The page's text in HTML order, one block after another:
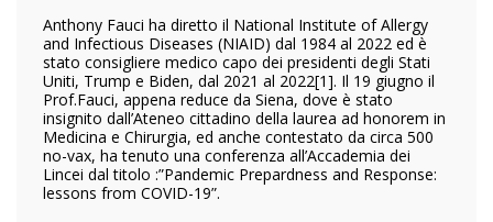
Anthony Fauci ha diretto il National Institute of Allergy
and Infectious Diseases (NIAID) dal 1984 al 2022 ed è
stato consigliere medico capo dei presidenti degli Stati
Uniti, Trump e Biden, dal 2021 al 2022[1]. Il 19 giugno il
Prof.Fauci, appena reduce da Siena, dove è stato
insignito dall’Ateneo cittadino della laurea ad honorem in
Medicina e Chirurgia, ed anche contestato da circa 500
no-vax, ha tenuto una conferenza all’Accademia dei
Lincei dal titolo :”Pandemic Prepardness and Response:
lessons from COVID-19”.